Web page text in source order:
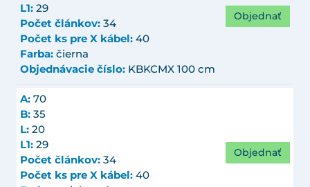
L1: 29
Počet článkov: 34
Počet ks pre X kábel: 40
Farba: čierna
Objednávacie číslo: KBKCMX 100 cm
Objednať
A: 70
B: 35
L: 20
L1: 29
Počet článkov: 34
Počet ks pre X kábel: 40
Objednať